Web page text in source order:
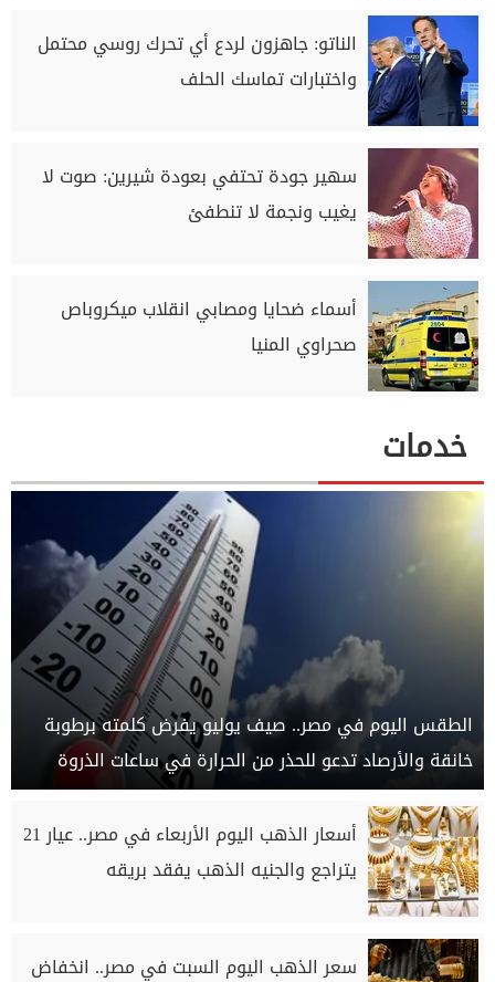
الناتو: جاهزون لردع أي تحرك روسي محتمل
واختبارات تماسك الحلف
سهير جودة تحتفي بعودة شيرين: صوت لا
يغيب ونجمة لا تنطفئ
أسماء ضحايا ومصابي انقلاب ميكروباص
صحراوي المنيا
خدمات
الطقس اليوم في مصر.. صيف يوليو يفرض كلمته برطوبة
خانقة والأرصاد تدعو للحذر من الحرارة في ساعات الذروة
أسعار الذهب اليوم الأربعاء في مصر.. عيار 21
يتراجع والجنيه الذهب يفقد بريقه
سعر الذهب اليوم السبت في مصر.. انخفاض